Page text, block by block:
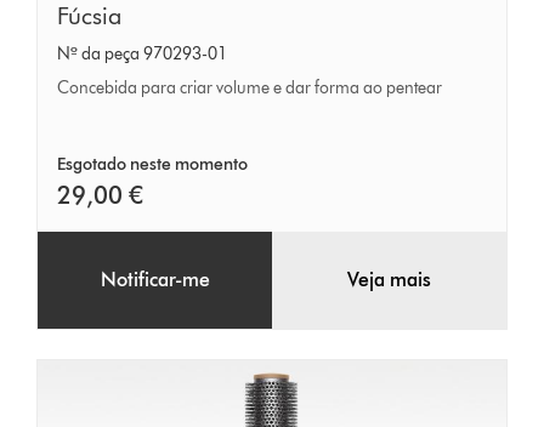
cilíndrica
Dyson
Vented
mm)
Fúcsia
Fúcsia
Nº da peça 970293-01
Concebida para criar volume e dar forma ao pentear
Esgotado neste momento
29,00 €
Notificar-me Veja mais